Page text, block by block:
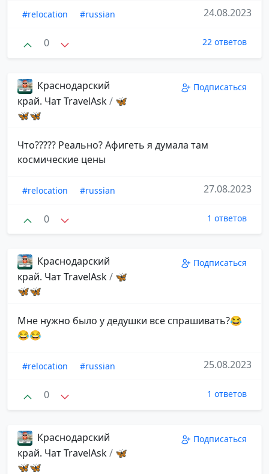
#relocation #russian 24.08.2023
0 22 ответов
Краснодарский
край. Чат TravelAsk/ 🦋
🦋🦋
Подписаться
Что????? Реально? Афигеть я думала там
космические цены
#relocation #russian 27.08.2023
0 1 ответов
Краснодарский
край. Чат TravelAsk/ 🦋
🦋🦋
Подписаться
Мне нужно было у дедушки все спрашивать?😂
😂😂
#relocation #russian 25.08.2023
0 1 ответов
Краснодарский
край. Чат TravelAsk/ 🦋
🦋🦋
Подписаться